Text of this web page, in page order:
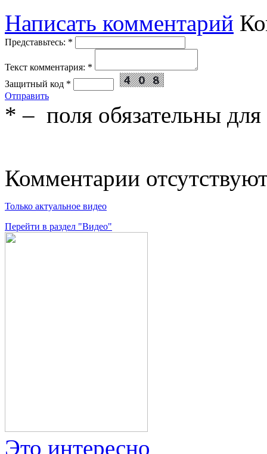
Написать комментарий
Представьтесь: *
Текст комментария: *
Защитный код *
Отправить
* – поля обязательны для
Комментарии
Только актуальное видео
Перейти в раздел "Видео"
Это интересно